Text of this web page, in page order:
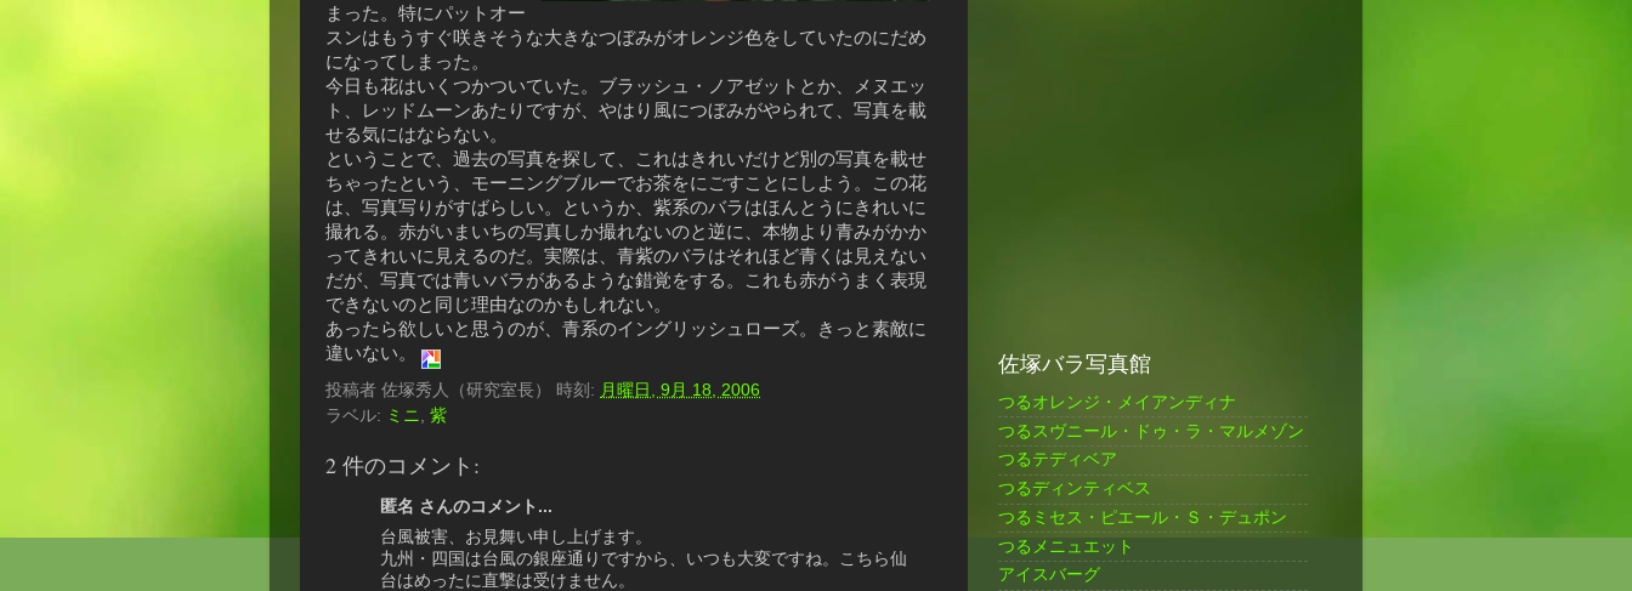
まった。特にパットオー
スンはもうすぐ咲きそうな大きなつぼみがオレンジ色をしていたのにだめ
になってしまった。
今日も花はいくつかついていた。ブラッシュ・ノアゼットとか、メヌエッ
ト、レッドムーンあたりですが、やはり風につぼみがやられて、写真を載
せる気にはならない。
ということで、過去の写真を探して、これはきれいだけど別の写真を載せ
ちゃったという、モーニングブルーでお茶をにごすことにしよう。この花
は、写真写りがすばらしい。というか、紫系のバラはほんとうにきれいに
撮れる。赤がいまいちの写真しか撮れないのと逆に、本物より青みがかか
ってきれいに見えるのだ。実際は、青紫のバラはそれほど青くは見えない
だが、写真では青いバラがあるような錯覚をする。これも赤がうまく表現
できないのと同じ理由なのかもしれない。
あったら欲しいと思うのが、青系のイングリッシュローズ。きっと素敵に
違いない。
投稿者 佐塚秀人（研究室長） 時刻: 月曜日, 9月 18, 2006
ラベル: ミニ 紫
2 件のコメント:
匿名 さんのコメント...
台風被害、お見舞い申し上げます。
九州・四国は台風の銀座通りですから、いつも大変ですね。こちら仙
台はめったに直撃は受けません。
佐塚バラ写真館
つるオレンジ・メイアンディナ
つるスヴニール・ドゥ・ラ・マルメゾン
つるテディベア
つるディンティベス
つるミセス・ピエール・Ｓ・デュポン
つるメニュエット
アイスバーグ